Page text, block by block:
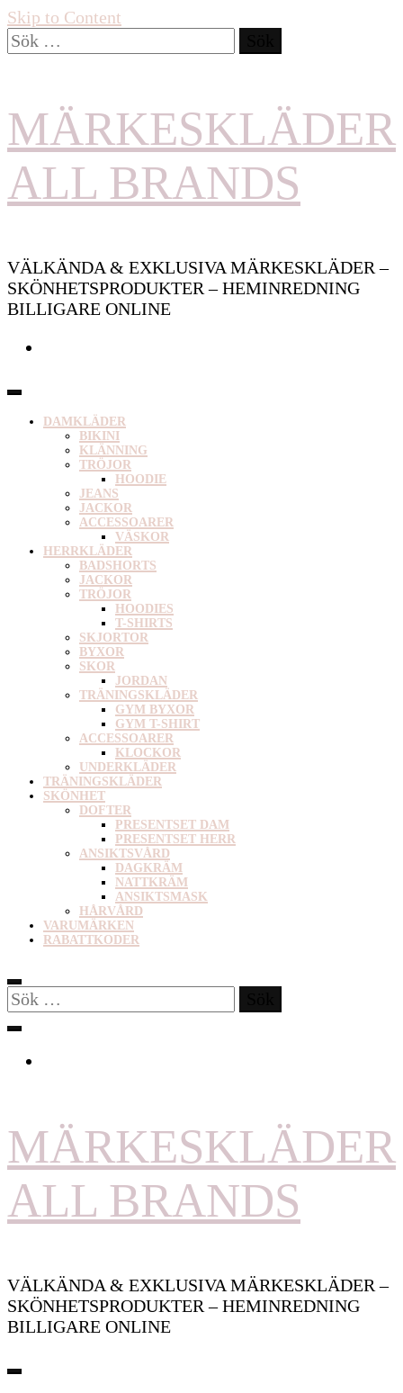
Skip to Content
Sök
efter:
MÄRKESKLÄDER
ALL BRANDS
VÄLKÄNDA & EXKLUSIVA MÄRKESKLÄDER –
SKÖNHETSPRODUKTER – HEMINREDNING
BILLIGARE ONLINE
DAMKLÄDER
BIKINI
KLÄNNING
TRÖJOR
HOODIE
JEANS
JACKOR
ACCESSOARER
VÄSKOR
HERRKLÄDER
BADSHORTS
JACKOR
TRÖJOR
HOODIES
T-SHIRTS
SKJORTOR
BYXOR
SKOR
JORDAN
TRÄNINGSKLÄDER
GYM BYXOR
GYM T-SHIRT
ACCESSOARER
KLOCKOR
UNDERKLÄDER
TRÄNINGSKLÄDER
SKÖNHET
DOFTER
PRESENTSET DAM
PRESENTSET HERR
ANSIKTSVÅRD
DAGKRÄM
NATTKRÄM
ANSIKTSMASK
HÅRVÅRD
VARUMÄRKEN
RABATTKODER
Sök
efter:
MÄRKESKLÄDER
ALL BRANDS
VÄLKÄNDA & EXKLUSIVA MÄRKESKLÄDER –
SKÖNHETSPRODUKTER – HEMINREDNING
BILLIGARE ONLINE